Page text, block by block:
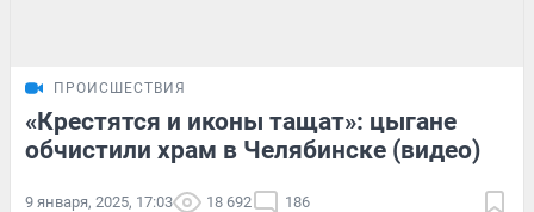
ПРОИСШЕСТВИЯ
«Крестятся и иконы тащат»: цыгане
обчистили храм в Челябинске (видео)
9 января, 2025, 17:03 18 692 186